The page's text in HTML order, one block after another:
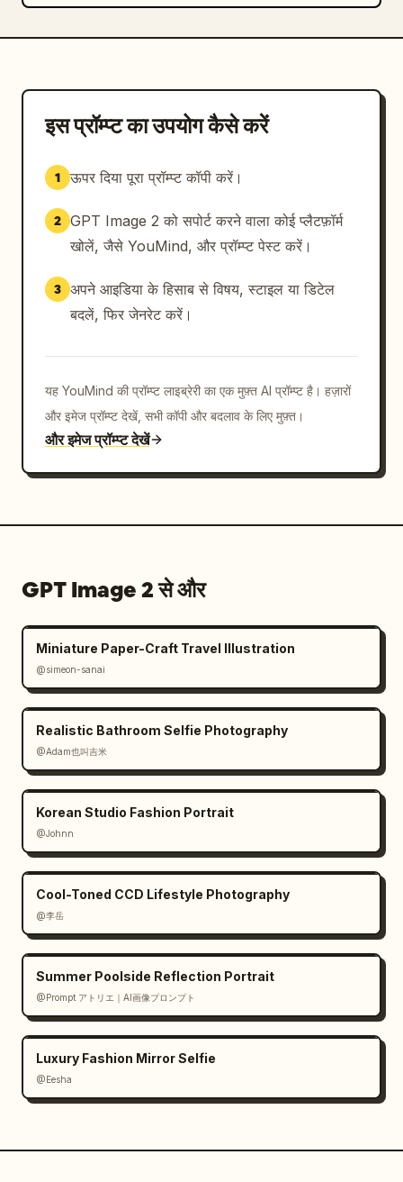
इस प्रॉम्प्ट का उपयोग कैसे करें
1 ऊपर दिया पूरा प्रॉम्प्ट कॉपी करें।
2 GPT Image 2 को सपोर्ट करने वाला कोई प्लैटफ़ॉर्म
खोलें, जैसे YouMind, और प्रॉम्प्ट पेस्ट करें।
3 अपने आइडिया के हिसाब से विषय, स्टाइल या डिटेल
बदलें, फिर जेनरेट करें।
यह YouMind की प्रॉम्प्ट लाइब्रेरी का एक मुफ़्त AI प्रॉम्प्ट है। हज़ारों
और इमेज प्रॉम्प्ट देखें, सभी कॉपी और बदलाव के लिए मुफ़्त।
और इमेज प्रॉम्प्ट देखें
GPT Image 2 से और
Miniature Paper-Craft Travel Illustration
@simeon-sanai
Realistic Bathroom Selfie Photography
@Adam也叫吉米
Korean Studio Fashion Portrait
@Johnn
Cool-Toned CCD Lifestyle Photography
@李岳
Summer Poolside Reflection Portrait
@Prompt アトリエ｜AI画像プロンプト
Luxury Fashion Mirror Selfie
@Eesha